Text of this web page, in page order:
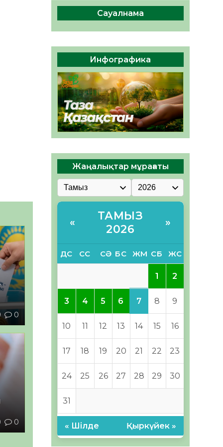
0
0
беруге дайын
ӘРБІР ДАУЫС – ҚОҒАМ
ДАМУЫНА ҚОСЫЛҒАН
ҮЛЕС
05.08.2026
37 0
Сауалнама
Инфографика
Жаңалықтар мұрағаты
«
ТАМЫЗ
2026
»
ДС СС СӘ БС ЖМ СБ ЖС
1 2
3 4 5 6 7 8 9
10 11 12 13 14 15 16
17 18 19 20 21 22 23
24 25 26 27 28 29 30
31
« Шілде Қыркүйек »